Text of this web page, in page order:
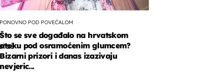
PONOVNO POD POVEĆALOM
Što se sve događalo na hrvatskom
otoku pod osramoćenim glumcem?
Bizarni prizori i danas izazivaju
nevjeric...